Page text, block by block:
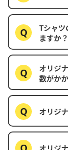
Tシャツ
ますか？
オリジ
数がか
オリジ
オリジ